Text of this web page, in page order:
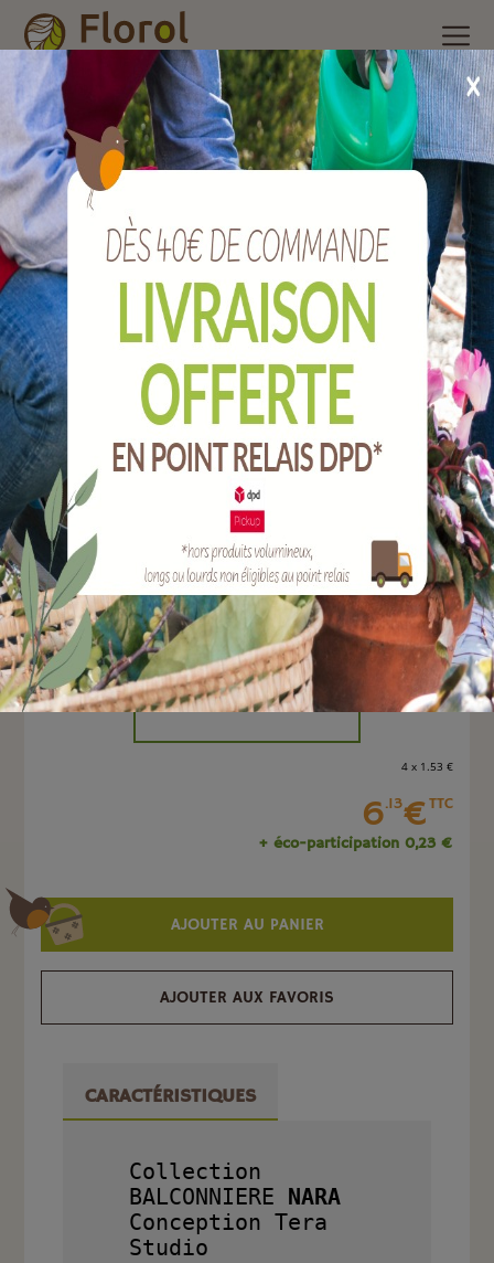
Accueil Nos produits /Poterie et accessoires /Jardinière et
balconnière plastique /Balconnière nara raisin rouge 60x20
cm.
Balconnière NARA raisin rouge 60x20 cm.
Ref :
150060273
EAN :8051560249615
Marque :
Quantité :
Unité
-
4 x 1 .53 €
6.13€TTC
+ éco-participation 0,23 €
AJOUTER AU PANIER
AJOUTER AUX FAVORIS
CARACTÉRISTIQUES
Collection
BALCONNIERE NARA
Conception Tera
Studio